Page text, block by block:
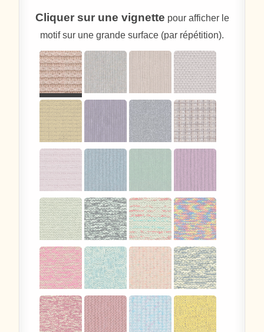
Cliquer sur une vignette pour afficher le
motif sur une grande surface (par répétition).